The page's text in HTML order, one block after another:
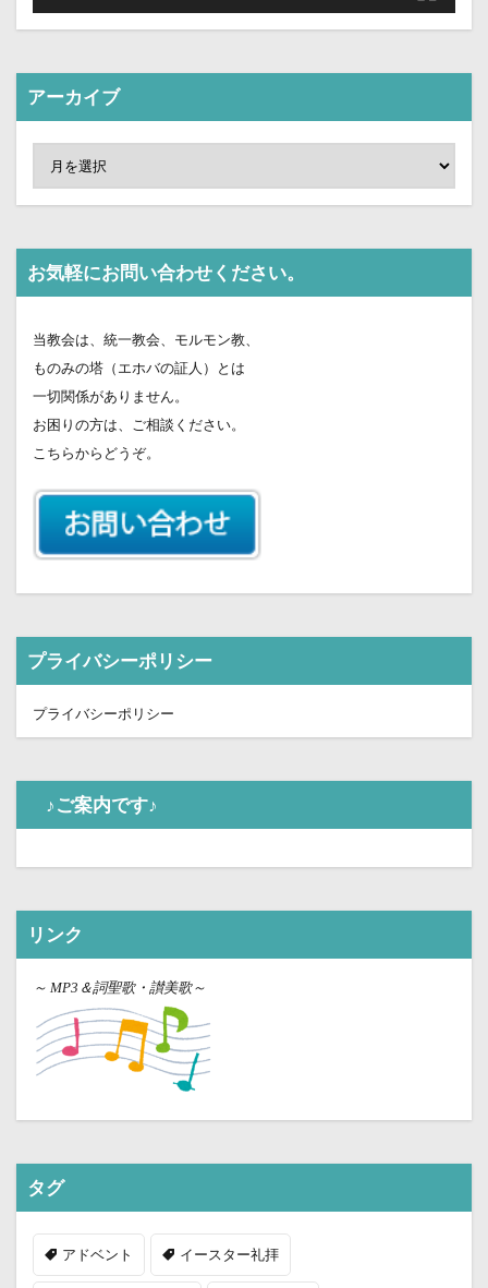
アーカイブ
お気軽にお問い合わせください。
当教会は、統一教会、モルモン教、
ものみの塔（エホバの証人）とは
一切関係がありません。
お困りの方は、ご相談ください。
こちらからどうぞ。
プライバシーポリシー
プライバシーポリシー
♪ご案内です♪
リンク
～ MP3＆詞聖歌・讃美歌～
タグ
アドベント イースター礼拝